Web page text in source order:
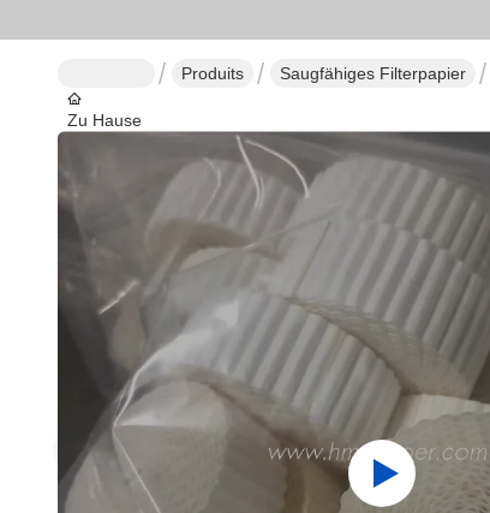
Zu Hause
Produits Saugfähiges Filterpapier